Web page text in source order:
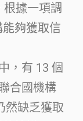
據一項調
夠獲取信
，有 13 個
合國機構
然缺乏獲取